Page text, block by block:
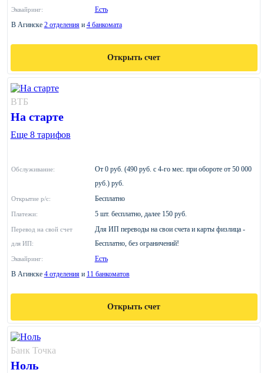
Эквайринг:
Есть
В Агинске 2 отделенияи 4 банкомата
Открыть счет
ВТБ
На старте
Еще 8 тарифов
Обслуживание:
От 0 руб. (490 руб. с 4-го мес. при обороте от 50 000
руб.) руб.
Открытие р/с: Бесплатно
Платежи: 5 шт. бесплатно, далее 150 руб.
Перевод на свой счет
для ИП:
Для ИП переводы на свои счета и карты физлица -
Бесплатно, без ограничений!
Эквайринг:
Есть
В Агинске 4 отделенияи 11 банкоматов
Открыть счет
Банк Точка
Ноль